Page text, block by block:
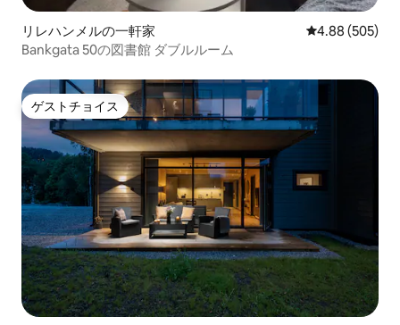
リレハンメルの一軒家 レビュー505
4.88 (505)
Bankgata 50の図書館 ダブルルーム
ゲストチョイス
ゲストチョイス